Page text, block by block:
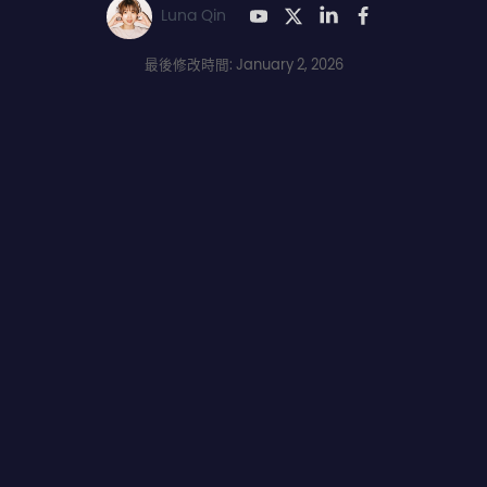
Luna Qin
最後修改時間: January 2, 2026